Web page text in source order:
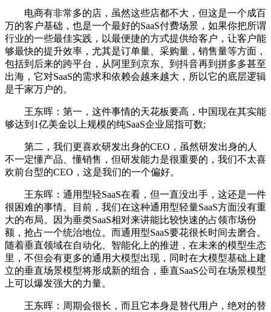
电商有非常多的店，虽然这些店都不大，但这是一个成百
万的客户基础，也是一个最好的SaaS付费场景，如果你把所谓
行业的一些最佳实践，以最便捷的方式提供给客户，让客户能
够最快的提升效率，尤其是订单量、采购量，销售量等方面，
包括到后来的跨平台，从阿里到京东、到抖音再到拼多多甚至
出海，它对SaaS的需求和依赖会越来越大，所以它的底层逻辑
是千家万户的。
王东晖：第一，这件事情的天花板要高，中国现在其实能
够达到1亿美金以上规模的纯SaaS企业屈指可数;
第二，我们更喜欢研发出身的CEO，虽然研发出身的人
不一定懂产品、懂销售，但研发能力是很重要的，我们不太喜
欢前台型的CEO，这是我们的一个偏好。
王东晖：通用型轻SaaS在看，但一直没出手，这还是一件
很困难的事情。目前，我们在这种通用型轻量SaaS方面没有重
大的布局。因为垂类SaaS相对来讲能比较快速的占领市场份
额，抢占一个统治地位。而通用型SaaS要花很长时间去磨合。
随着垂直领域在自动化、智能化上的推进，在未来的模型生态
里，不但会有更多的通用大模型出现，同时在大模型基础上建
立的垂直场景模型将形成新的组合，垂直SaaS公司在场景模型
上可以爆发强大的力量。
王东晖：周期会很长，而且它本身是替代用户，绝对的替